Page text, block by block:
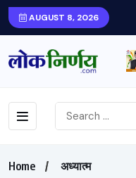
AUGUST 8, 2026
Home
अध्यात्म